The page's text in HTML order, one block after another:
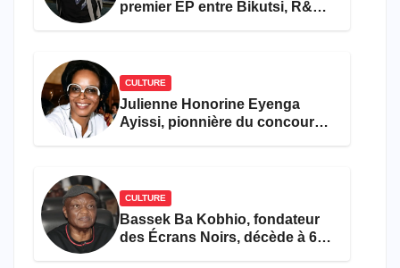
premier EP entre Bikutsi, R&B
CULTURE
Julienne Honorine Eyenga
Ayissi, pionnière du concours
CULTURE
Bassek Ba Kobhio, fondateur
des Écrans Noirs, décède à 69